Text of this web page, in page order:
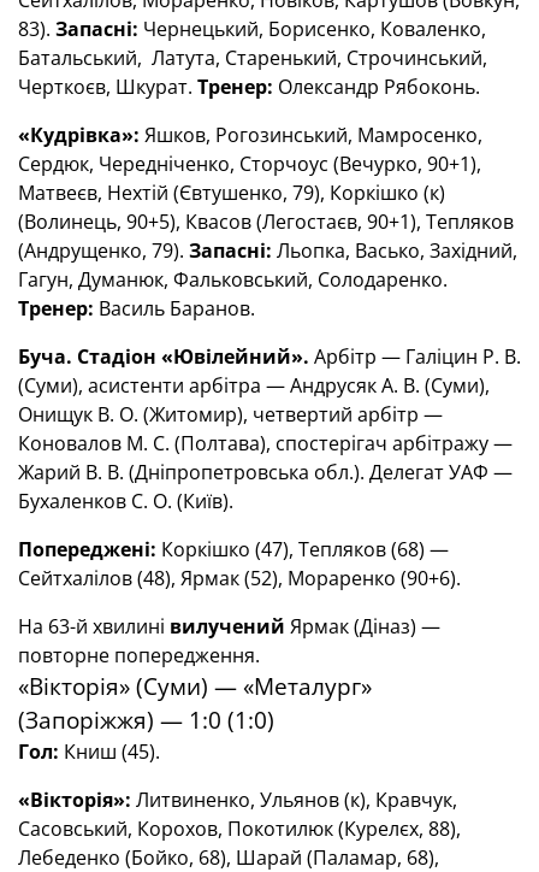
83). Запасні: Чернецький, Борисенко, Коваленко,
Батальський, Латута, Старенький, Строчинський,
Черткоєв, Шкурат. Тренер: Олександр Рябоконь.
«Кудрівка»: Яшков, Рогозинський, Мамросенко,
Сердюк, Чередніченко, Сторчоус (Вечурко, 90+1),
Матвеєв, Нехтій (Євтушенко, 79), Коркішко (к)
(Волинець, 90+5), Квасов (Легостаєв, 90+1), Тепляков
(Андрущенко, 79). Запасні: Льопка, Васько, Західний,
Гагун, Думанюк, Фальковський, Солодаренко.
Тренер: Василь Баранов.
Буча. Стадіон «Ювілейний». Арбітр — Галіцин Р. В.
(Суми), асистенти арбітра — Андрусяк А. В. (Суми),
Онищук В. О. (Житомир), четвертий арбітр —
Коновалов М. С. (Полтава), спостерігач арбітражу —
Жарий В. В. (Дніпропетровська обл.). Делегат УАФ —
Бухаленков С. О. (Київ).
Попереджені: Коркішко (47), Тепляков (68) —
Сейтхалілов (48), Ярмак (52), Мораренко (90+6).
На 63-й хвилині вилучений Ярмак (Діназ) —
повторне попередження.
«Вікторія» (Суми) — «Металург»
(Запоріжжя) — 1:0 (1:0)
Гол: Книш (45).
«Вікторія»: Литвиненко, Ульянов (к), Кравчук,
Сасовський, Корохов, Покотилюк (Курелєх, 88),
Лебеденко (Бойко, 68), Шарай (Паламар, 68),